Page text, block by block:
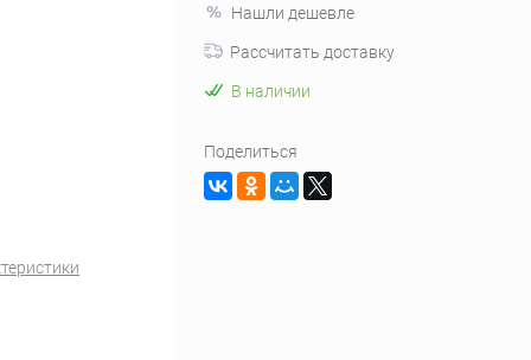
Нашли дешевле
Рассчитать доставку
В наличии
Поделиться